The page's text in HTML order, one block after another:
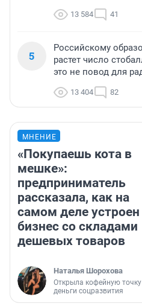
13 584 41
5
Российскому
растет число
это не повод для
13 404 82
МНЕНИЕ
«Покупаешь кота в
мешке»:
предприниматель
рассказала, как на
самом деле устроен
бизнес со складами
дешевых товаров
Наталья Шорохова
Открыла кофейную точку
деньги соцразвития